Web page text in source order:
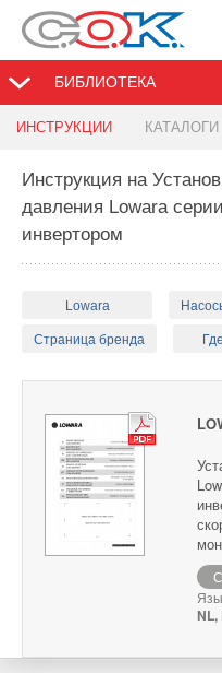
БИБЛИОТЕКА
ИНСТРУКЦИИ КАТАЛОГИ
Инструкция на
давления Lowara
инвертором
Lowara
Страница бренда
NL,